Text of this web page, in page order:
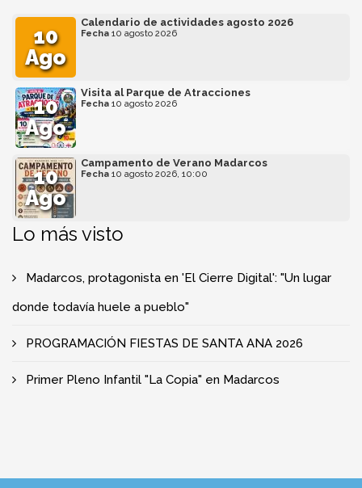
10
Ago
Calendario de actividades agosto 2026
Fecha 10 agosto 2026
10
Ago
Visita al Parque de Atracciones
Fecha 10 agosto 2026
10
Ago
Campamento de Verano Madarcos
Fecha 10 agosto 2026, 10:00
Lo más visto
Madarcos, protagonista en 'El Cierre Digital': "Un lugar
donde todavía huele a pueblo"
PROGRAMACIÓN FIESTAS DE SANTA ANA 2026
Primer Pleno Infantil "La Copia" en Madarcos